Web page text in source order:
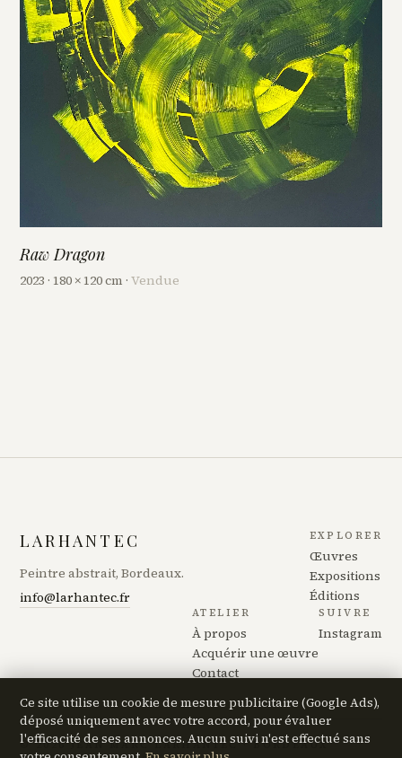
Raw Dragon
2023 · 180 × 120 cm · Vendue
LARHANTEC
Peintre abstrait, Bordeaux.
info@larhantec.fr
EXPLORER
Œuvres
Expositions
Éditions
ATELIER
À propos
Acquérir une œuvre
Contact
SUIVRE
Instagram
© 2026 JEAN MARC LARHANTEC · BORDEAUX
Ce site utilise un cookie de mesure publicitaire (Google Ads),
déposé uniquement avec votre accord, pour évaluer
l'efficacité de ses annonces. Aucun suivi n'est effectué sans